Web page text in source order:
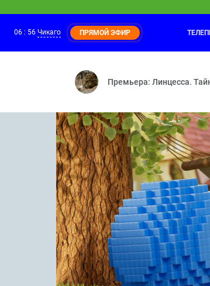
06:40
КОШЕЧКИ-
06 : 56 Чикаго ПРЯМОЙ ЭФИР
Премьера: Линцесса.